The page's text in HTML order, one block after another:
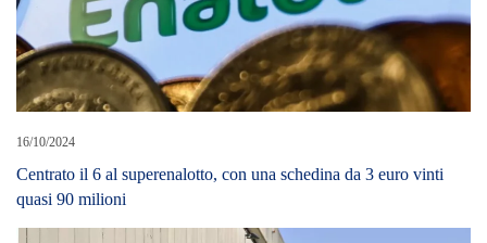
16/10/2024
Centrato il 6 al superenalotto, con una schedina da 3 euro vinti
quasi 90 milioni